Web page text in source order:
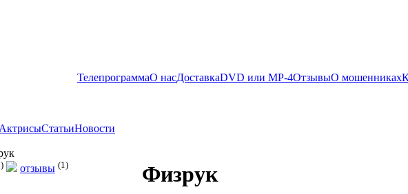
ТелепрограммаО насДоставкаDVD или MP-4ОтзывыО мошенниках
АктрисыСтатьиНовости
отзывы (1) Физрук